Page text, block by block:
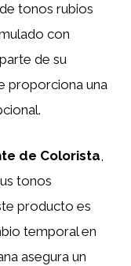
tonos rubios
con
de su
proporciona una
de Colorista
tonos
producto es
temporal en
asegura un